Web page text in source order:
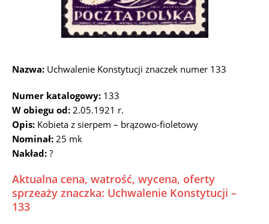
Nazwa: Uchwalenie Konstytucji znaczek numer 133
Numer katalogowy: 133
W obiegu od: 2.05.1921 r.
Opis: Kobieta z sierpem – brązowo-fioletowy
Nominał: 25 mk
Nakład: ?
Aktualna cena, watrość, wycena, oferty
sprzeaży znaczka: Uchwalenie Konstytucji –
133